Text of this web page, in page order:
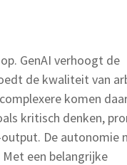
GenAI verhoogt de
de kwaliteit van
komen
kritisch denken,
De autonomie
een belangrijke